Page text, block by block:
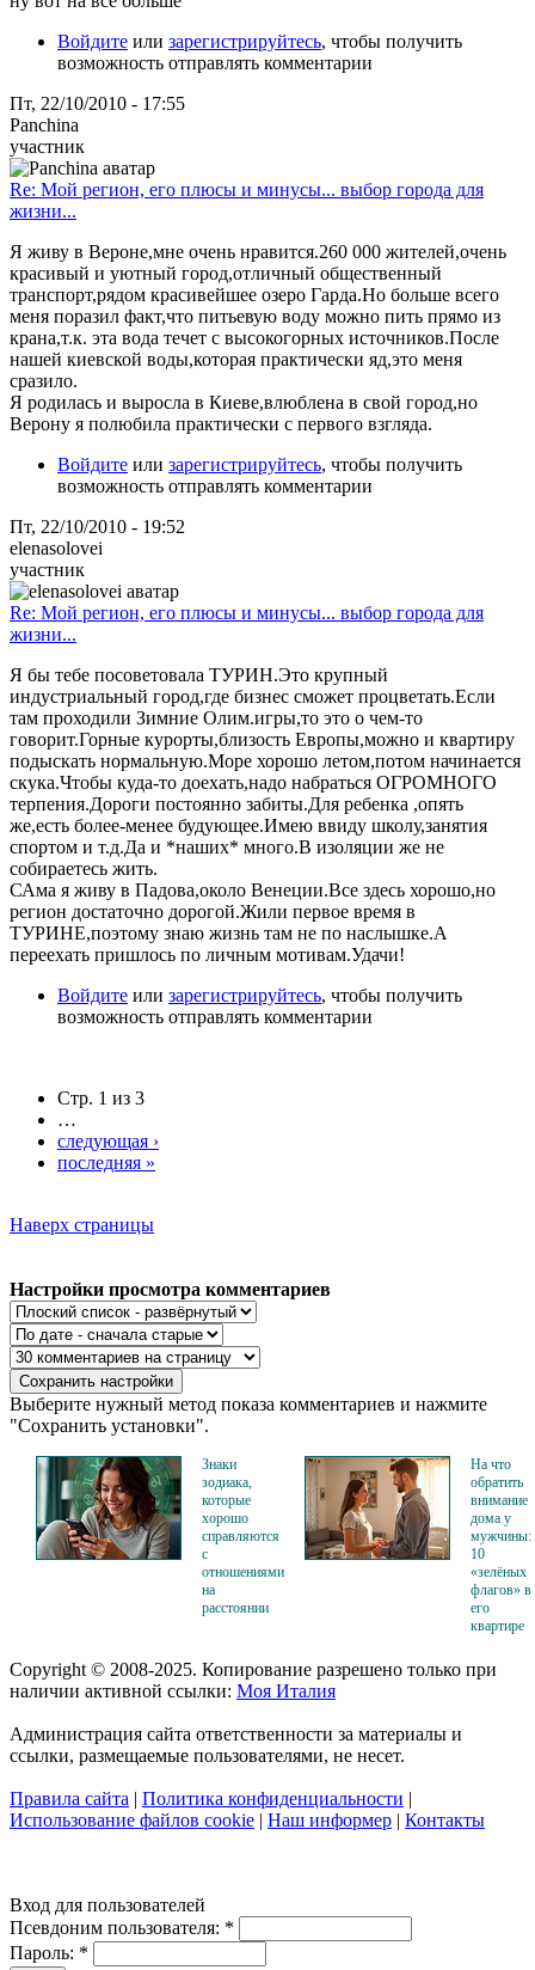
Войдите или зарегистрируйтесь, чтобы получить
возможность отправлять комментарии
Пт, 22/10/2010 - 17:55
Panchina
участник
Re: Мой регион, его плюсы и минусы... выбор города для
жизни...
Я живу в Вероне,мне очень нравится.260 000 жителей,очень
красивый и уютный город,отличный общественный
транспорт,рядом красивейшее озеро Гарда.Но больше всего
меня поразил факт,что питьевую воду можно пить прямо из
крана,т.к. эта вода течет с высокогорных источников.После
нашей киевской воды,которая практически яд,это меня
сразило.
Я родилась и выросла в Киеве,влюблена в свой город,но
Верону я полюбила практически с первого взгляда.
Войдите или зарегистрируйтесь, чтобы получить
возможность отправлять комментарии
Пт, 22/10/2010 - 19:52
elenasolovei
участник
Re: Мой регион, его плюсы и минусы... выбор города для
жизни...
Я бы тебе посоветовала ТУРИН.Это крупный
индустриальный город,где бизнес сможет процветать.Если
там проходили Зимние Олим.игры,то это о чем-то
говорит.Горные курорты,близость Европы,можно и квартиру
подыскать нормальную.Море хорошо летом,потом начинается
скука.Чтобы куда-то доехать,надо набраться ОГРОМНОГО
терпения.Дороги постоянно забиты.Для ребенка ,опять
же,есть более-менее будующее.Имею ввиду школу,занятия
спортом и т.д.Да и *наших* много.В изоляции же не
собираетесь жить.
САма я живу в Падова,около Венеции.Все здесь хорошо,но
регион достаточно дорогой.Жили первое время в
ТУРИНЕ,поэтому знаю жизнь там не по наслышке.А
переехать пришлось по личным мотивам.Удачи!
Войдите или зарегистрируйтесь, чтобы получить
возможность отправлять комментарии
Стр. 1 из 3
…
следующая ›
последняя »
Наверх страницы
Настройки просмотра комментариев
Выберите нужный метод показа комментариев и нажмите
"Сохранить установки".
Знаки
зодиака,
которые
хорошо
справляются
с
отношениями
на
расстоянии
На что
обратить
внимание
дома у
мужчины:
10
«зелёных
флагов» в
его
квартире
Copyright © 2008-2025. Копирование разрешено только при
наличии активной ссылки: Моя Италия
Администрация сайта ответственности за материалы и
ссылки, размещаемые пользователями, не несет.
Правила сайта | Политика конфиденциальности |
Использование файлов cookie | Наш информер | Контакты
Вход для пользователей
Псевдоним пользователя: *
Пароль: *